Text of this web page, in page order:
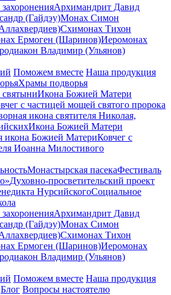
Архимандрит Давид
(Гайдэу)Монах Симон
Схимонах Тихон
Ермоген (Шаринов)Иеромонах
Владимир (Ульянов)
Поможем вместе Наша продукция
Храмы подворья
святыниИкона Божией Матери
с частицей мощей святого пророка
икона святителя Николая,
Икона Божией Матери
икона Божией МатериКовчег с
Иоанна Милостивого
Монастырская пасекаФестиваль
Духовно-просветительский проект
НурсийскогоСоциальное
Архимандрит Давид
(Гайдэу)Монах Симон
Схимонах Тихон
Ермоген (Шаринов)Иеромонах
Владимир (Ульянов)
Поможем вместе Наша продукция
Блог Вопросы настоятелю